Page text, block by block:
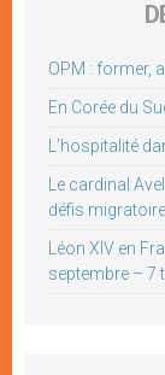
OPM : former,
En Corée du
L’hospitalité
Le cardinal
défis
Léon XIV en
septembre – 7